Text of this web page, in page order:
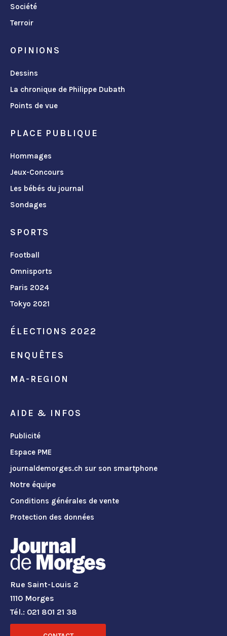
Société
Terroir
OPINIONS
Dessins
La chronique de Philippe Dubath
Points de vue
PLACE PUBLIQUE
Hommages
Jeux-Concours
Les bébés du journal
Sondages
SPORTS
Football
Omnisports
Paris 2024
Tokyo 2021
ÉLECTIONS 2022
ENQUÊTES
MA-REGION
AIDE & INFOS
Publicité
Espace PME
journaldemorges.ch sur son smartphone
Notre équipe
Conditions générales de vente
Protection des données
Rue Saint-Louis 2
1110 Morges
Tél.: 021 801 21 38